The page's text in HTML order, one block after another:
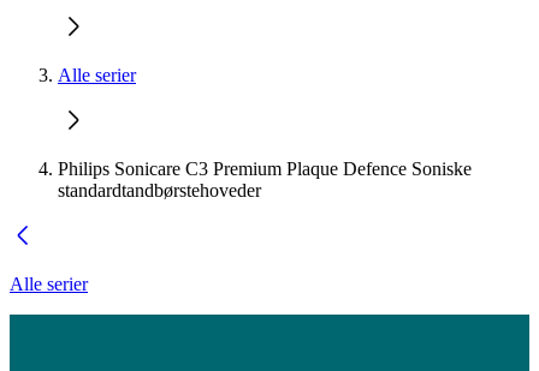
Alle serier
Philips Sonicare C3 Premium Plaque Defence Soniske
standardtandbørstehoveder
Alle serier